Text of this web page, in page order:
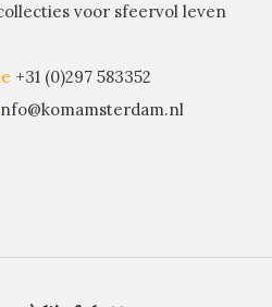
voor sfeervol leven
+31 (0)297 583352